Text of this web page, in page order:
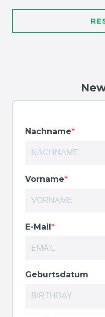
Nachname
Vorname
E-Mail
Geburtsdatum